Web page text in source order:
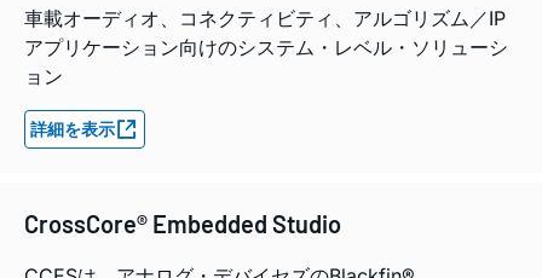
車載オーディオ、コネクティビティ、アルゴリズム／IP
アプリケーション向けのシステム・レベル・ソリューシ
ョン
詳細を表示
CrossCore® Embedded Studio